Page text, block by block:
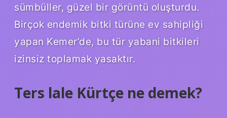
sümbüller, güzel bir görüntü oluşturdu.
Birçok endemik bitki türüne ev sahipliği
yapan Kemer’de, bu tür yabani bitkileri
izinsiz toplamak yasaktır.
Ters lale Kürtçe ne demek?